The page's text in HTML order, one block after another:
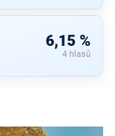
6,15 %
4 hlasů